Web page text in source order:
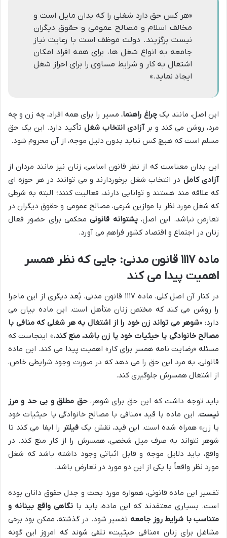
«هر کس حق دارد شغلی را که بدان مایل است و
مخالف اسلام و مصالح عمومی و حقوق دیگران
نیست برگزیند. دولت موظف است با رعایت نیاز
جامعه به انواع شغل ها، برای همه افراد امکان
اشتغال به کار و شرایط مساوی را برای احراز شغل
ایجاد نماید.»
این اصل، مانند یک چراغ راهنما، مسیر را برای همه افراد، چه زن و چه
مرد، روشن می کند و برآزادی انتخاب شغل تأکید دارد. این یک حق
مسلم است که هیچ کس نباید بدون دلیل موجه، از آن محروم شود.
این بدان معناست که از نظر قانون اساسی، زنان نیز مانند مردان از
آزادی کامل در انتخاب شغل برخوردارند و می توانند در هر حوزه ای
که علاقه مند هستند و توانایی دارند، فعالیت کنند؛ البته به شرطی
که شغل مورد نظر با موازین شرعی، مصالح عمومی و حقوق دیگران در
تعارض نباشد. این اصل،پشتوانه قانونیمحکمی برای حضور فعال
زنان در اجتماع و اقتصاد کشور فراهم می آورد.
ماده ۱۱۱۷ قانون مدنی: جایی که نظر همسر
اهمیت پیدا می کند
در کنار آن اصل کلی، ماده ۱۱۱۷ قانون مدنی، بُعد دیگری از این ماجرا
را روشن می کند که مختص زنان متأهل است. این ماده بیان می
دارد: «شوهر می تواند زن خود را از اشتغال به هر شغلی که منافی با
مصالح خانوادگی یا حیثیات خود یا زن باشد، منع کند.» اینجاست که
مسئله «رضایت نامه همسر برای کار» اهمیت پیدا می کند. این ماده
قانونی، به مرد این حق را می دهد که در صورت وجود شرایطی خاص،
از اشتغال همسرش جلوگیری کند.
باید توجه داشت که این حق برای شوهر،حق مطلق و بی حد و مرز
نیست. این ماده با قید «منافی با مصالح خانوادگی یا حیثیات خود
یا زن» همراه شده است. این قید، نقش یک فیلتر را ایفا می کند تا
شوهر نتواند به صرف میل شخصی، همسرش را از کار منع کند. در
واقع، باید دلایل موجه و قابل اثباتی وجود داشته باشد که شغل
مورد نظر واقعاً با یکی از این دو مورد در تعارض باشد.
تفسیر این ماده قانونی، همواره مورد بحث و جدل حقوق دانان بوده
است. بسیاری معتقدند که این ماده، باید بانگاهی واقع بینانه و
متناسب با شرایط روز جامعه تفسیر شود. در گذشته، ممکن بود برخی
مشاغل برای زنان «منافی حیثیت» تلقی شوند که امروز این گونه